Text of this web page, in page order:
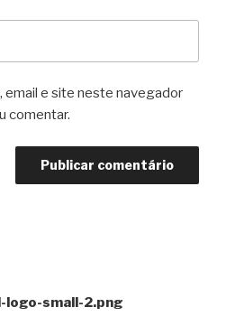
email e site neste navegador
comentar.
small-2.png